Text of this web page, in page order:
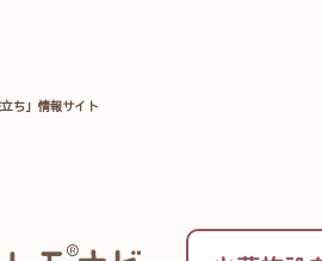
ち」情報サイト
埼玉県 大宮聖苑（埼玉県さいたま市・公営火
大宮聖苑
埼玉県さいたま市にある公